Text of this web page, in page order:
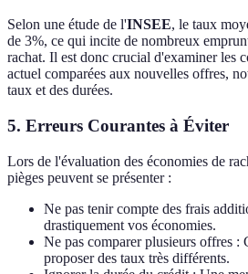
Selon une étude de l'INSEE, le taux
de 3%, ce qui incite de nombreux
rachat. Il est donc crucial d'examiner les
actuel comparées aux nouvelles offres,
taux et des durées.
5. Erreurs Courantes à Éviter
Lors de l'évaluation des économies de
pièges peuvent se présenter :
Ne pas tenir compte des frais
drastiquement vos économies.
Ne pas comparer plusieurs offres :
proposer des taux très différents.